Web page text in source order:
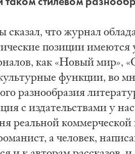
ска­зал, что жур­нал
по­зи­ции име­ют­ся
как «Но­вый мир»,
функ­ции, во
раз­но­об­ра­зия
с из­да­тель­ства­ми у
ре­аль­ной
а че­ло­век,